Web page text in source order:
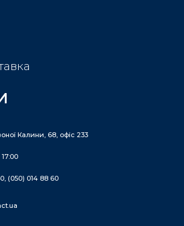
Калини, 68, офіс 233
(050) 014 88 60